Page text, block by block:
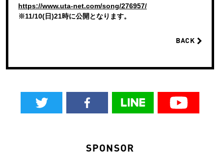
https://www.uta-net.com/song/276957/
※11/10(日)21時に公開となります。
BACK
SPONSOR